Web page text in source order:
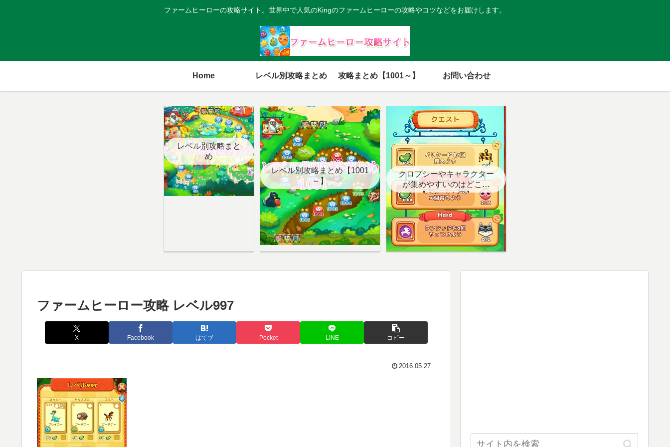
ファームヒーローの攻略サイト。世界中で人気のKingのファームヒーローの攻略やコツなどをお届けします。
Home レベル別攻略まとめ 攻略まとめ【1001～】 お問い合わせ
レベル別攻略まと
め
レベル別攻略まとめ【1001
～】
クロプシーやキャラクター
が集めやすいのはどこ？
【クエスト用】
ファームヒーロー攻略 レベル997
X Facebook はてブ Pocket LINE コピー
2016.05.27